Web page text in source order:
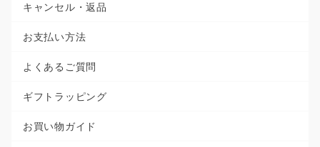
キャンセル・返品
お支払い方法
よくあるご質問
ギフトラッピング
お買い物ガイド